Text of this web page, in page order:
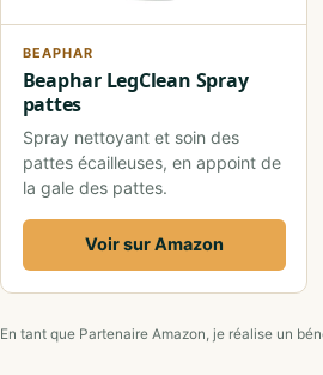
BEAPHAR
Beaphar LegClean Spray
pattes
Spray nettoyant et soin des
pattes écailleuses, en appoint de
la gale des pattes.
Voir sur Amazon
En tant que Partenaire Amazon, je réalise un